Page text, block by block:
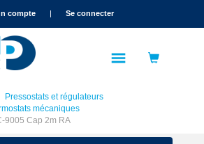
compte | Se connecter
Pressostats et régulateurs
mécaniques
9005 Cap 2m RA